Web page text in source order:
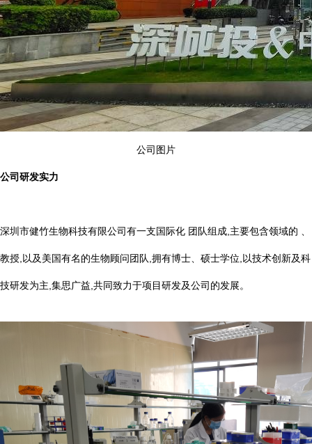
公司图片
公司研发实力
深圳市健竹生物科技有限公司有一支国际化 团队组成,主要包含领域的 、
教授,以及美国有名的生物顾问团队,拥有博士、硕士学位,以技术创新及科
技研发为主,集思广益,共同致力于项目研发及公司的发展。